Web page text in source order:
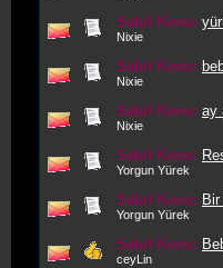
Sabit Konu:
Nixie
Sabit Konu:
Nixie
Sabit Konu: ay
Nixie
Sabit Konu:
Yorgun Yürek
Sabit Konu:
Yorgun Yürek
Sabit Konu:
ceyLin